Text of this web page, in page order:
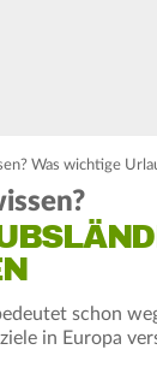
Was wichtige
schon
in Europa